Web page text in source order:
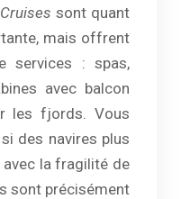
sont quant
mais offrent
services : spas,
avec balcon
les fjords. Vous
des navires plus
la fragilité de
sont précisément